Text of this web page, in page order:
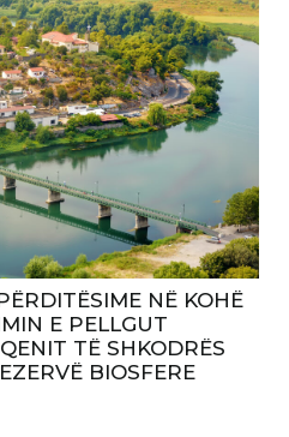
NË KOHË
E PELLGUT
TË SHKODRËS
BIOSFERE